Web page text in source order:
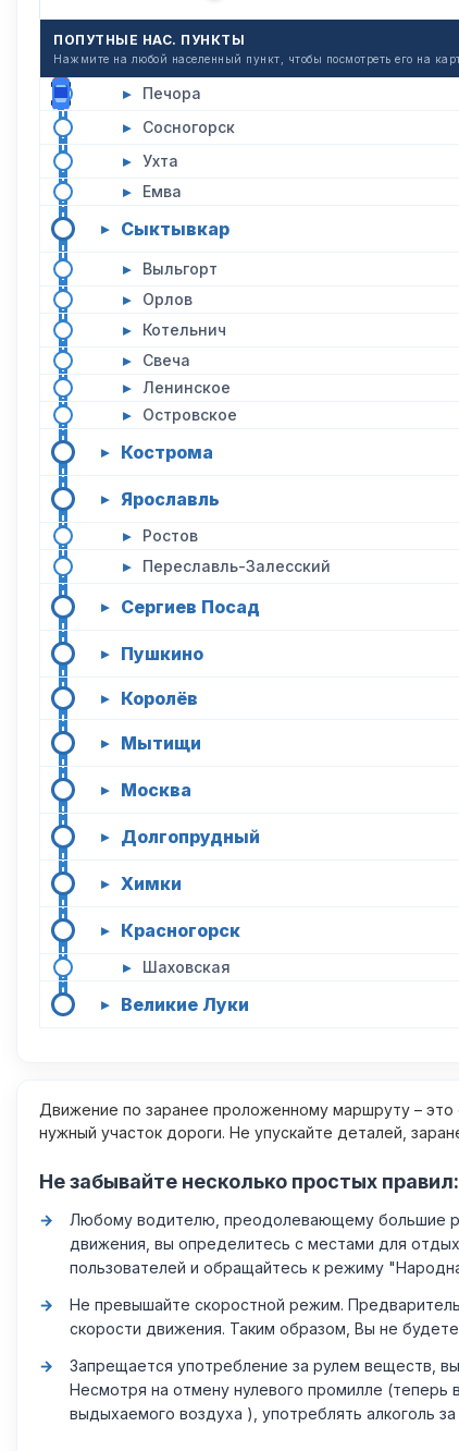
ПОПУТНЫЕ НАС. ПУНКТЫ
Нажмите на любой населенный пункт, чтобы посмотреть его на
▸ Печора
▸ Сосногорск
▸ Ухта
▸ Емва
▸ Сыктывкар
▸ Выльгорт
▸ Орлов
▸ Котельнич
▸ Свеча
▸ Ленинское
▸ Островское
▸ Кострома
▸ Ярославль
▸ Ростов
▸ Переславль-Залесский
▸ Сергиев Посад
▸ Пушкино
▸ Королёв
▸ Мытищи
▸ Москва
▸ Долгопрудный
▸ Химки
▸ Красногорск
▸ Шаховская
▸ Великие Луки
Движение по заранее проложенному маршруту – это
нужный участок дороги. Не упускайте деталей,
Не забывайте несколько простых правил:
Любому водителю, преодолевающему большие
движения, вы определитесь с местами для
пользователей и обращайтесь к режиму
Не превышайте скоростной режим.
скорости движения. Таким образом, Вы не
Запрещается употребление за рулем веществ,
Несмотря на отмену нулевого промилле (теперь
выдыхаемого воздуха ), употреблять алкоголь